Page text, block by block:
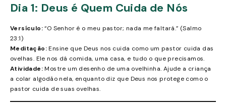
Dia 1: Deus é Quem Cuida de Nós
Versículo:“O Senhor é o meu pastor; nada me faltará.” (Salmo
23:1)
Meditação:Ensine que Deus nos cuida como um pastor cuida das
ovelhas. Ele nos dá comida, uma casa, e tudo o que precisamos.
Atividade:Mostre um desenho de uma ovelhinha. Ajude a criança
a colar algodão nela, enquanto diz que Deus nos protege como o
pastor cuida de suas ovelhas.